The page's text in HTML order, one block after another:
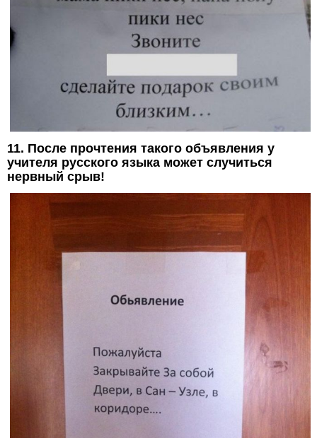
11. После прочтения такого объявления у
учителя русского языка может случиться
нервный срыв!